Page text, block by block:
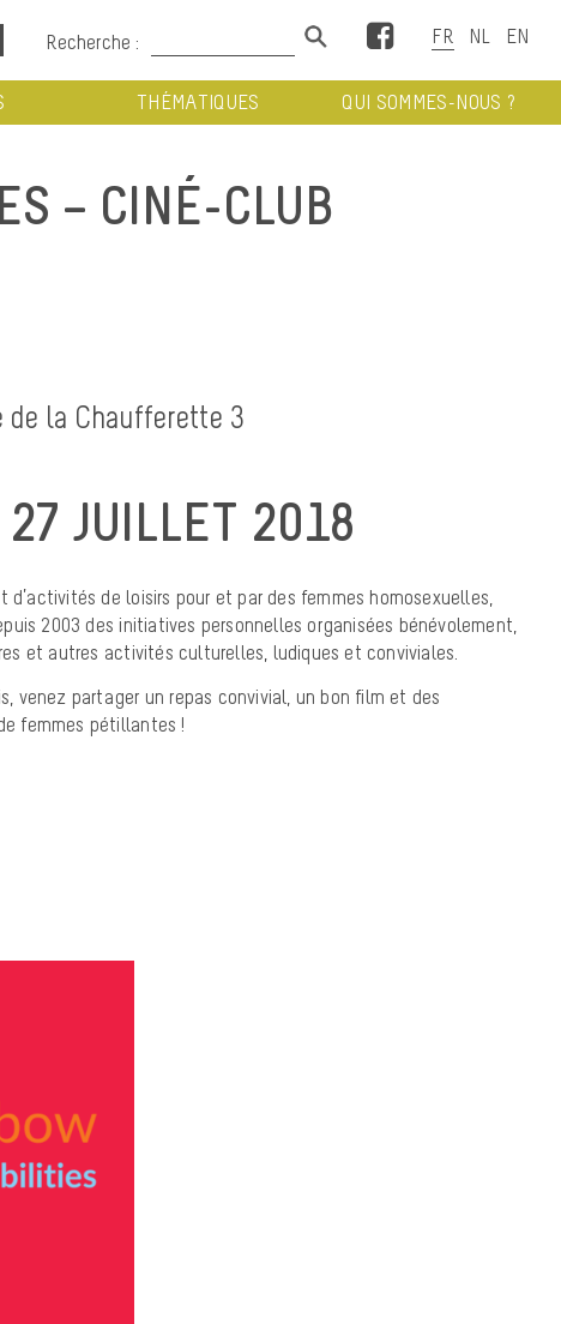
Recherche : Facebook
THÉMATIQUES QUI SOMMES-NOUS ?
– CINÉ-CLUB
la Chaufferette 3
JUILLET 2018
d’activités de loisirs pour et par des femmes homosexuelles,
2003 des initiatives personnelles organisées bénévolement,
et autres activités culturelles, ludiques et conviviales.
venez partager un repas convivial, un bon film et des
femmes pétillantes !